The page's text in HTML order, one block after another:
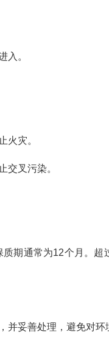
入。
火灾。
交叉污染。
期通常为12个月。超
妥善处理，避免对环